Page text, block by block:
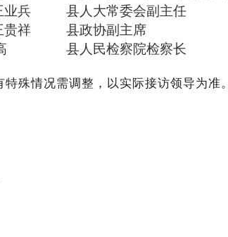
业兵
县人大常委会副主任
贵祥
县政协副主席
县人民检察院检察长
殊情况需调整，以实际接访领导为准。